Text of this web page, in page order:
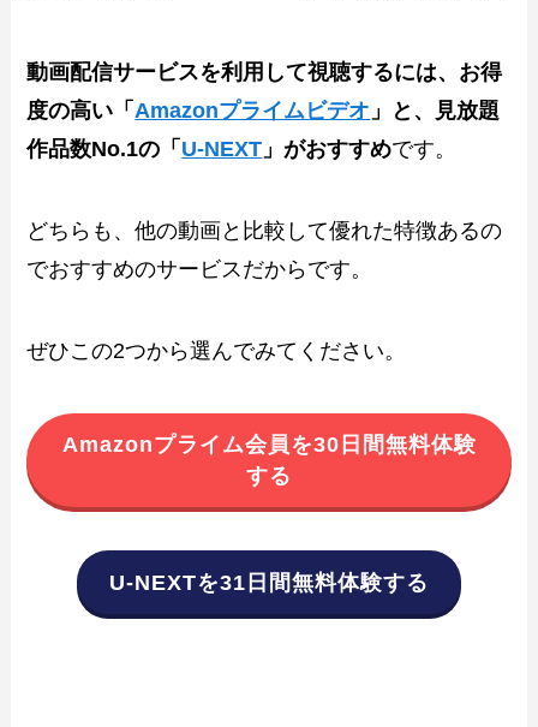
動画配信サービスを利用して視聴するには、お得
度の高い「Amazonプライムビデオ 」と、見放題
作品数No.1の「 U-NEXT 」がおすすめです。
どちらも、他の動画と比較して優れた特徴あるの
でおすすめのサービスだからです。
ぜひこの2つから選んでみてください。
Amazonプライム会員を30日間無料体験
する
U-NEXTを31日間無料体験する